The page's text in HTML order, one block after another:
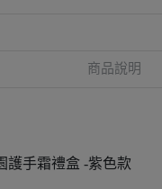
商品說明
護手霜禮盒 -紫色款